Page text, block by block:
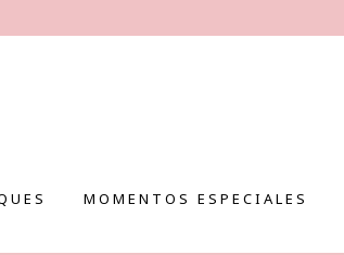
MOMENTOS ESPECIALES